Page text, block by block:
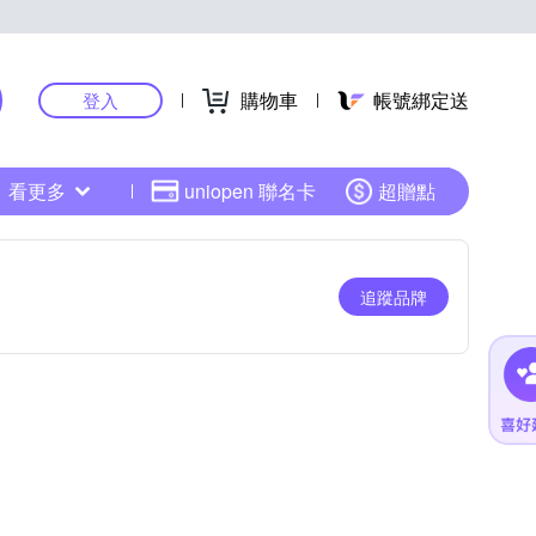
登入 購物車 帳號綁定送
看更多 uniopen 聯名卡 超贈點
追蹤品牌